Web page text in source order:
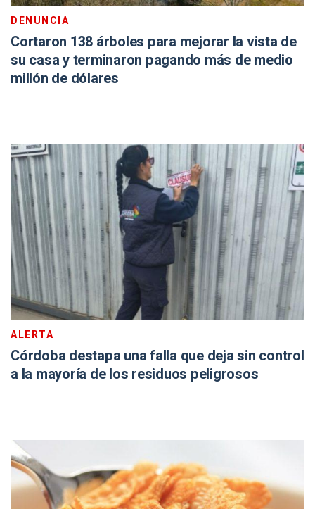
DENUNCIA
Cortaron 138 árboles para mejorar la vista de
su casa y terminaron pagando más de medio
millón de dólares
ALERTA
Córdoba destapa una falla que deja sin control
a la mayoría de los residuos peligrosos